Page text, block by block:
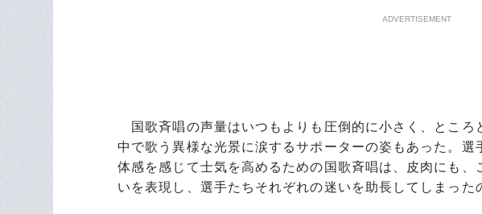
ADVERTISEMENT
国歌斉唱の声量はいつもよりも圧倒的に小さく、ところ
中で歌う異様な光景に涙するサポーターの姿もあった。選
体感を感じて士気を高めるための国歌斉唱は、皮肉にも、
いを表現し、選手たちそれぞれの迷いを助長してしまった